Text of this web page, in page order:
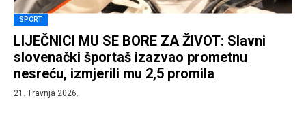
SPORT
LIJEČNICI MU SE BORE ZA ŽIVOT: Slavni
slovenački športaš izazvao prometnu
nesreću, izmjerili mu 2,5 promila
21. Travnja 2026.